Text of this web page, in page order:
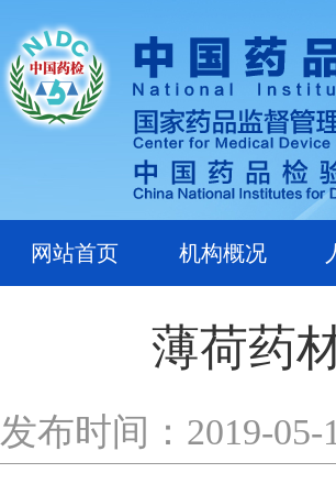
网站首页 机构概况
薄荷药
发布时间：2019-05-